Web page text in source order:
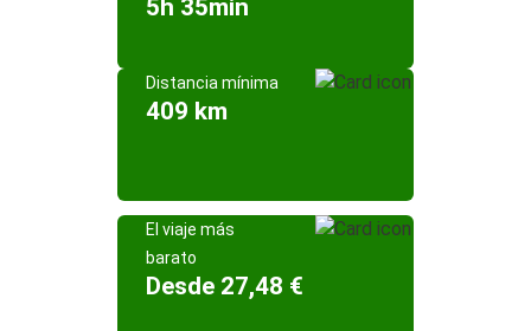
5h 35min
Distancia mínima
409 km
El viaje más
barato
Desde 27,48 €